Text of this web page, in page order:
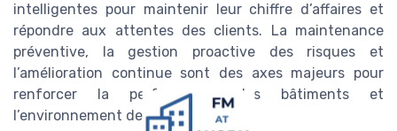
intelligentes pour maintenir leur chiffre d’affaires et
répondre aux attentes des clients. La maintenance
préventive, la gestion proactive des risques et
l’amélioration continue sont des axes majeurs pour
renforcer la performance des bâtiments et
l’environnement de travail.